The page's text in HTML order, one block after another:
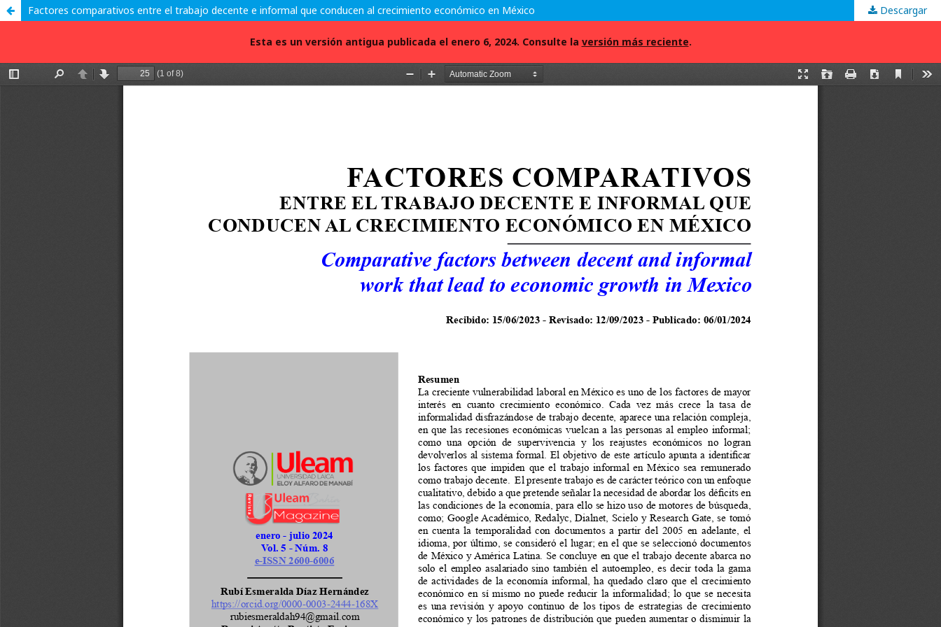
Factores comparativos entre el trabajo decente e informal que conducen al crecimiento económico en México Descargar
Esta es un versión antigua publicada el enero 6, 2024. Consulte la versión más reciente.